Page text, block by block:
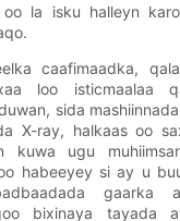
la isku halleyn
caafimaadka,
loo isticmaalaa
sida
X-ray, halkaas oo
kuwa ugu
habeeyey si ay u
gaarka
bixinaya tayada